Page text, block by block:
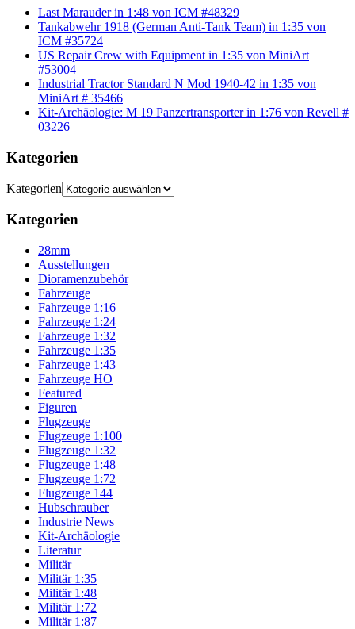
Last Marauder in 1:48 von ICM #48329
Tankabwehr 1918 (German Anti-Tank Team) in 1:35 von
ICM #35724
US Repair Crew with Equipment in 1:35 von MiniArt
#53004
Industrial Tractor Standard N Mod 1940-42 in 1:35 von
MiniArt # 35466
Kit-Archäologie: M 19 Panzertransporter in 1:76 von Revell #
03226
Kategorien
Kategorien
Kategorien
28mm
Ausstellungen
Dioramenzubehör
Fahrzeuge
Fahrzeuge 1:16
Fahrzeuge 1:24
Fahrzeuge 1:32
Fahrzeuge 1:35
Fahrzeuge 1:43
Fahrzeuge HO
Featured
Figuren
Flugzeuge
Flugzeuge 1:100
Flugzeuge 1:32
Flugzeuge 1:48
Flugzeuge 1:72
Flugzeuge 144
Hubschrauber
Industrie News
Kit-Archäologie
Literatur
Militär
Militär 1:35
Militär 1:48
Militär 1:72
Militär 1:87